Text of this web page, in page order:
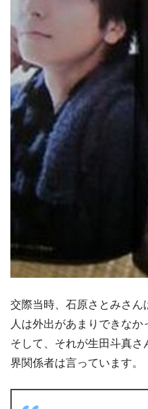
交際当時、石原さとみさん
人は外出があまりできなか
そして、それが生田斗真
界関係者は言っています。